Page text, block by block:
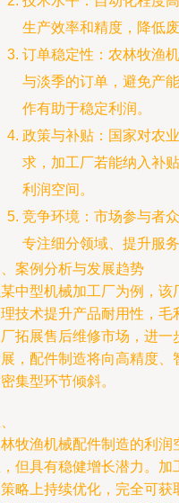
生产效率和精度，降低
订单稳定性：农林牧渔
与淡季的订单，避免产
作有助于稳定利润。
政策与补贴：国家对农
求，加工厂若能纳入补
利润空间。
竞争环境：市场参与者
专注细分领域、提升服
案例分析与发展趋势
中型机械加工厂为例，
技术提升产品耐用性，
拓展售后维修市场，进
，配件制造将向高精度
集型环节倾斜。
牧渔机械配件制造的利
但具有稳健增长潜力。
略上持续优化，完全可